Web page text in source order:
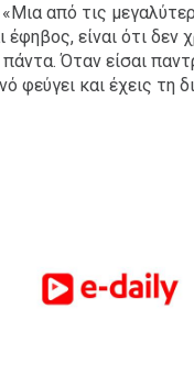
από τις
έφηβος, είναι ότι δεν
πάντα. Όταν είσαι
φεύγει και έχεις τη